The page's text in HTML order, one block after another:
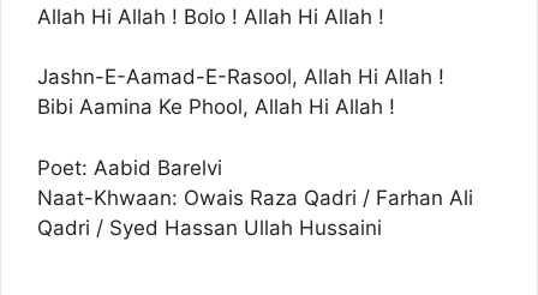
Allah Hi Allah ! Bolo ! Allah Hi Allah !
Jashn-E-Aamad-E-Rasool, Allah Hi Allah !
Bibi Aamina Ke Phool, Allah Hi Allah !
Poet: Aabid Barelvi
Naat-Khwaan: Owais Raza Qadri / Farhan Ali
Qadri / Syed Hassan Ullah Hussaini